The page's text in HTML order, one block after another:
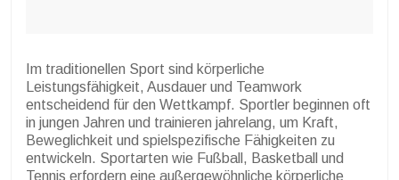
Im traditionellen Sport sind körperliche
Leistungsfähigkeit, Ausdauer und Teamwork
entscheidend für den Wettkampf. Sportler beginnen oft
in jungen Jahren und trainieren jahrelang, um Kraft,
Beweglichkeit und spielspezifische Fähigkeiten zu
entwickeln. Sportarten wie Fußball, Basketball und
Tennis erfordern eine außergewöhnliche körperliche